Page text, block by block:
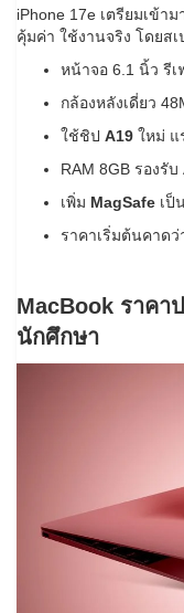
iPhone 17e เตรียมเข้า
คุ้มค่า ใช้งานจริง โดยส
หน้าจอ 6.1 นิ้ว รีเ
กล้องหลังเดี่ยว
ใช้ชิป A19 ใหม่ แ
RAM 8GB รองรั
เพิ่ม MagSafe เป็
ราคาเริ่มต้นคาดว่
MacBook ราคา
นักศึกษา